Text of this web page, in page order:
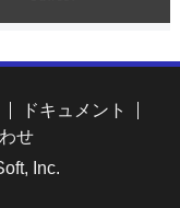
ドキュメント
せ
Inc.